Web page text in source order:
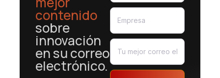
contenido
sobre
innovación
en su correo
electrónico.